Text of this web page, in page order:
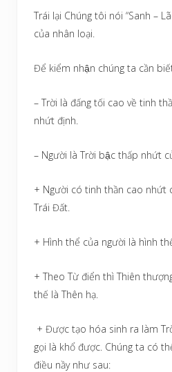
Trái lại Chúng tôi nói “Sanh –
của nhân loại.
Để kiểm nhận chúng ta cần
– Trời là đấng tối cao về tinh
nhứt định.
– Người là Trời bậc thấp nhứt
+ Người có tinh thần cao nhứt
Trái Đất.
+ Hình thể của người là hình
+ Theo Từ điển thì Thiên
thế là Thên hạ.
+ Được tạo hóa sinh ra làm
gọi là khổ được. Chúng ta có
điều nầy như sau: